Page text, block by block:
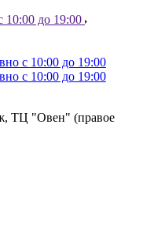
10:00 до 19:00
с 10:00 до 19:00
с 10:00 до 19:00
ТЦ "Овен" (правое